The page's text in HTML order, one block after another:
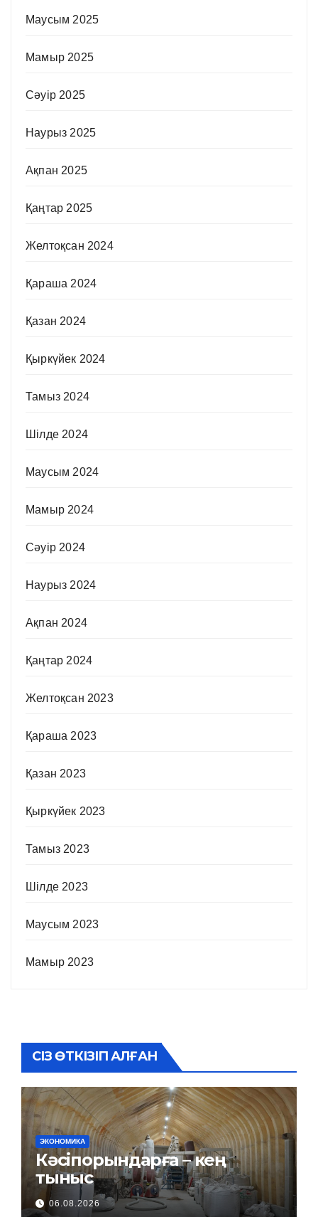
Маусым 2025
Мамыр 2025
Сәуір 2025
Наурыз 2025
Ақпан 2025
Қаңтар 2025
Желтоқсан 2024
Қараша 2024
Қазан 2024
Қыркүйек 2024
Тамыз 2024
Шілде 2024
Маусым 2024
Мамыр 2024
Сәуір 2024
Наурыз 2024
Ақпан 2024
Қаңтар 2024
Желтоқсан 2023
Қараша 2023
Қазан 2023
Қыркүйек 2023
Тамыз 2023
Шілде 2023
Маусым 2023
Мамыр 2023
СІЗ ӨТКІЗІП АЛҒАН
ЭКОНОМИКА
Кәсіпорындарға – кең
тыныс
06.08.2026